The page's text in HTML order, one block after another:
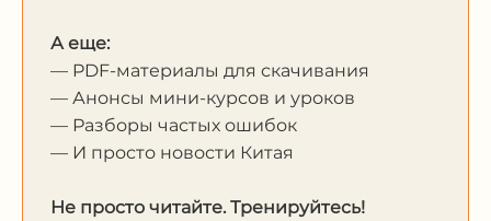
А еще:
— PDF-материалы для скачивания
— Анонсы мини-курсов и уроков
— Разборы частых ошибок
— И просто новости Китая
Не просто читайте. Тренируйтесь!